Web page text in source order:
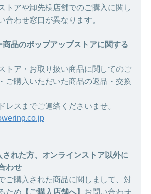
トアや卸先様店舗でのご購入に関し
合わせ窓口が異なります。
商品のポップアップストアに関する
トア・お取り扱い商品に関してのご
ご購入いただいた商品の返品・交換
レスまでご連絡くださいませ。
された方、オンラインストア以外に
わせ
ご購入された商品に関しまして、対
ため 【ご購入店舗へ】 お問い合わせ